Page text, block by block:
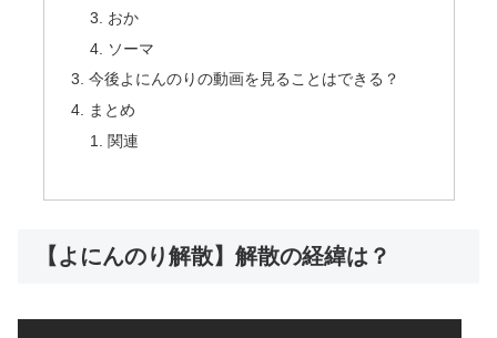
おか
ソーマ
今後よにんのりの動画を見ることはできる？
まとめ
関連
【よにんのり解散】解散の経緯は？